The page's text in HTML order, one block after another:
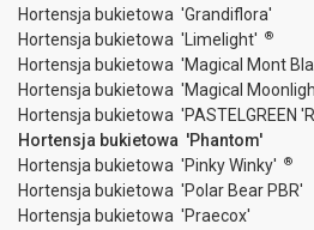
Hortensja bukietowa 'Grandiflora'
Hortensja bukietowa 'Limelight'
®
Hortensja bukietowa 'Magical Mont
Hortensja bukietowa 'Magical
Hortensja bukietowa 'PASTELGREEN
Hortensja bukietowa 'Phantom'
Hortensja bukietowa 'Pinky Winky'
®
Hortensja bukietowa 'Polar Bear PBR'
Hortensja bukietowa 'Praecox'